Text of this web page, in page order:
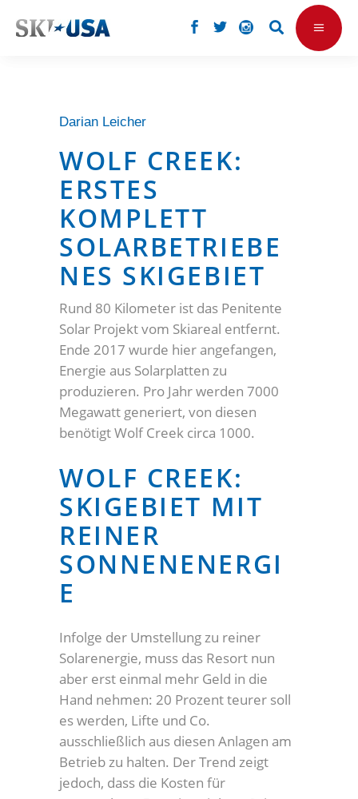
Darian Leicher
WOLF CREEK:
ERSTES
KOMPLETT
SOLARBETRIEBE
NES SKIGEBIET
Rund 80 Kilometer ist das Penitente
Solar Projekt vom Skiareal entfernt.
Ende 2017 wurde hier angefangen,
Energie aus Solarplatten zu
produzieren. Pro Jahr werden 7000
Megawatt generiert, von diesen
benötigt Wolf Creek circa 1000.
WOLF CREEK:
SKIGEBIET MIT
REINER
SONNENENERGI
E
Infolge der Umstellung zu reiner
Solarenergie, muss das Resort nun
aber erst einmal mehr Geld in die
Hand nehmen: 20 Prozent teurer soll
es werden, Lifte und Co.
ausschließlich aus diesen Anlagen am
Betrieb zu halten. Der Trend zeigt
jedoch, dass die Kosten für